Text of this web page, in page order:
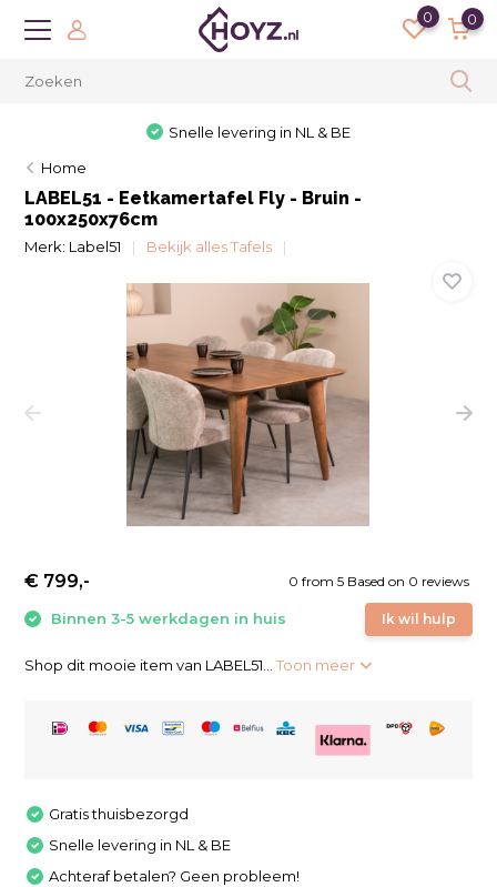
0 0
Snelle levering in NL & BE
Home
LABEL51 - Eetkamertafel Fly - Bruin -
100x250x76cm
Merk: Label51 Bekijk alles Tafels
0 from 5 Based on 0 reviews
Ik wil hulp
€ 799,-
Binnen 3-5 werkdagen in huis
Shop dit mooie item van LABEL51...Toon meer
Gratis thuisbezorgd
Snelle levering in NL & BE
Achteraf betalen? Geen probleem!